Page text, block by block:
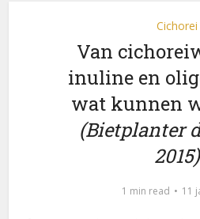
Cichorei
Van
inuline en
wat kunnen
(Bietplanter
2015)
1 min read 11